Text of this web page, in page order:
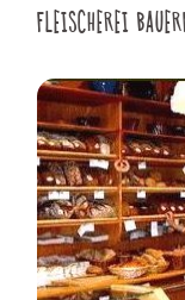
FLEISCHEREI